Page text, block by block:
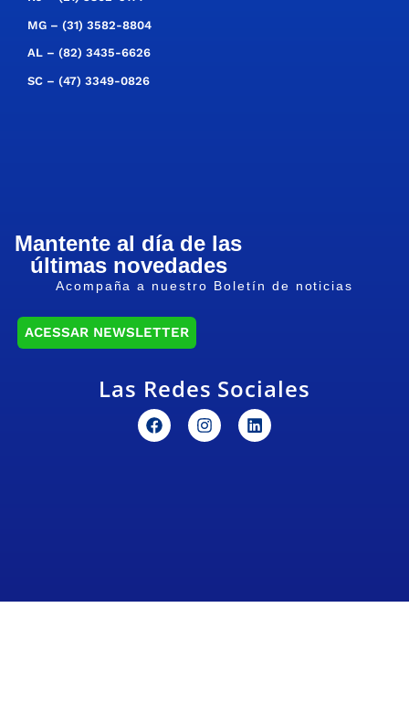
MG – (31) 3582-8804
AL – (82) 3435-6626
SC – (47) 3349-0826
Mantente al día de las
últimas novedades
Acompaña a nuestro Boletín de noticias
ACESSAR NEWSLETTER
Las Redes Sociales